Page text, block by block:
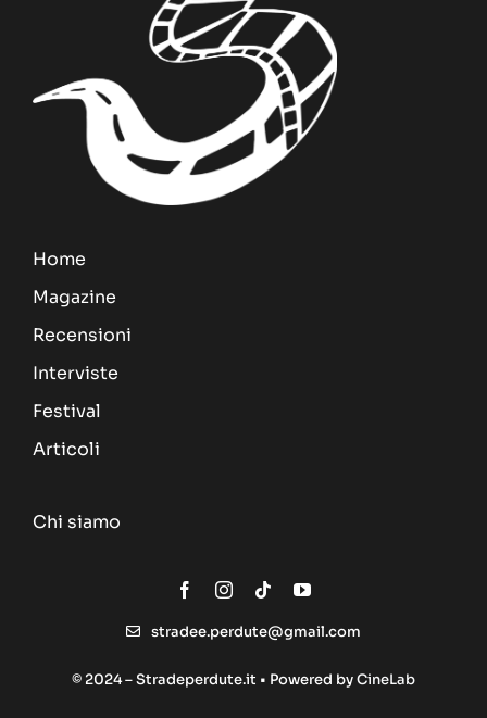
Home
Magazine
Recensioni
Interviste
Festival
Articoli
Chi siamo
stradee.perdute@gmail.com
© 2024 – Stradeperdute.it • Powered byCineLab